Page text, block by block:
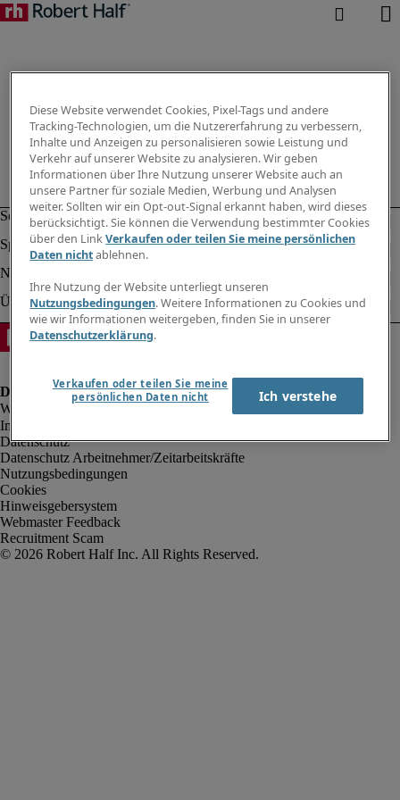
Impressum
Datenschutz
Datenschutz Arbeitnehmer/Zeitarbeitskräfte
Nutzungsbedingungen
Cookies
Hinweisgebersystem
Webmaster Feedback
Recruitment Scam
Diese Website verwendet Cookies, Pixel-Tags und andere
Tracking-Technologien, um die Nutzererfahrung zu verbessern,
Inhalte und Anzeigen zu personalisieren sowie Leistung und
Verkehr auf unserer Website zu analysieren. Wir geben
Informationen über Ihre Nutzung unserer Website auch an
unsere Partner für soziale Medien, Werbung und Analysen
weiter. Sollten wir ein Opt-out-Signal erkannt haben, wird dieses
berücksichtigt. Sie können die Verwendung bestimmter Cookies
über den LinkVerkaufen oder teilen Sie meine persönlichen
Daten nichtablehnen.
Ihre Nutzung der Website unterliegt unseren
Nutzungsbedingungen. Weitere Informationen zu Cookies und
wie wir Informationen weitergeben, finden Sie in unserer
Datenschutzerklärung.
Verkaufen oder teilen Sie meine
persönlichen Daten nicht
Ich verstehe